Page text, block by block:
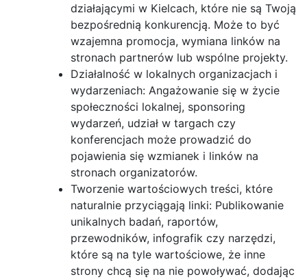
działającymi w Kielcach, które nie są Twoją
bezpośrednią konkurencją. Może to być
wzajemna promocja, wymiana linków na
stronach partnerów lub wspólne projekty.
Działalność w lokalnych organizacjach i
wydarzeniach: Angażowanie się w życie
społeczności lokalnej, sponsoring
wydarzeń, udział w targach czy
konferencjach może prowadzić do
pojawienia się wzmianek i linków na
stronach organizatorów.
Tworzenie wartościowych treści, które
naturalnie przyciągają linki: Publikowanie
unikalnych badań, raportów,
przewodników, infografik czy narzędzi,
które są na tyle wartościowe, że inne
strony chcą się na nie powoływać, dodając